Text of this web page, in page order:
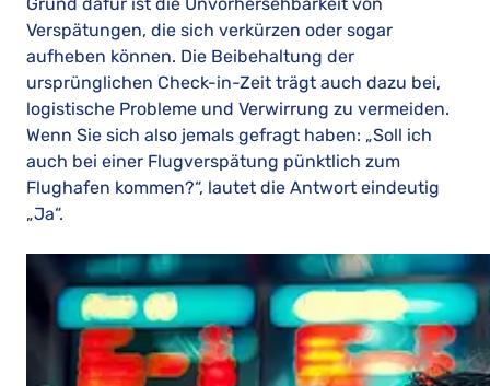
Verspätungen, die sich verkürzen oder sogar
aufheben können. Die Beibehaltung der
ursprünglichen Check-in-Zeit trägt auch dazu bei,
logistische Probleme und Verwirrung zu vermeiden.
Wenn Sie sich also jemals gefragt haben: „Soll ich
auch bei einer Flugverspätung pünktlich zum
Flughafen kommen?“, lautet die Antwort eindeutig
„Ja“.